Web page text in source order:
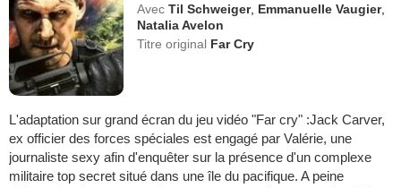
Avec Til Schweiger, Emmanuelle Vaugier,
Natalia Avelon
Titre original Far Cry
L'adaptation sur grand écran du jeu vidéo "Far cry" :Jack Carver,
ex officier des forces spéciales est engagé par Valérie, une
journaliste sexy afin d'enquêter sur la présence d'un complexe
militaire top secret situé dans une île du pacifique. A peine